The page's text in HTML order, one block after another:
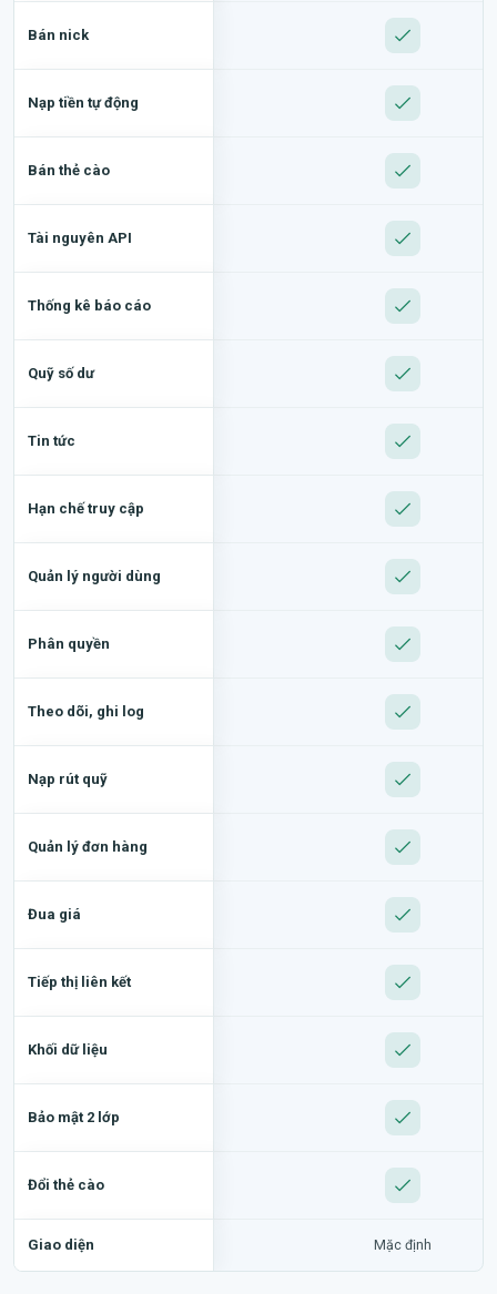
Bán nick
Nạp tiền tự động
Bán thẻ cào
Tài nguyên API
Thống kê báo cáo
Quỹ số dư
Tin tức
Hạn chế truy cập
Quản lý người dùng
Phân quyền
Theo dõi, ghi log
Nạp rút quỹ
Quản lý đơn hàng
Đua giá
Tiếp thị liên kết
Khối dữ liệu
Bảo mật 2 lớp
Đổi thẻ cào
Giao diện Mặc định